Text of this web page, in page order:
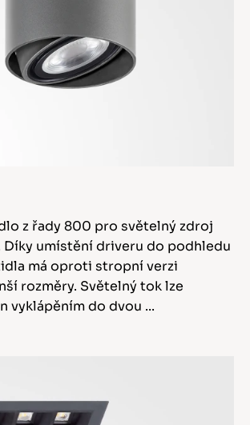
z řady 800 pro světelný zdroj
Díky umístění driveru do podhledu
má oproti stropní verzi
rozměry. Světelný tok lze
vyklápěním do dvou ...